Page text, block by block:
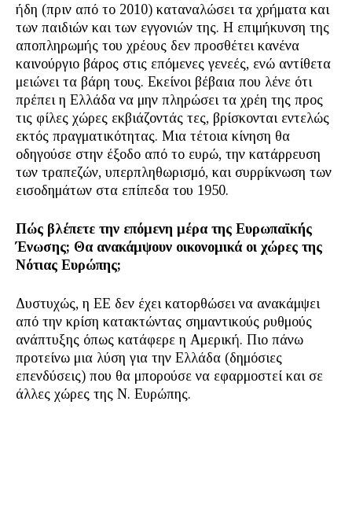
ήδη (πριν από το 2010) καταναλώσει τα χρήματα και
των παιδιών και των εγγονιών της. Η επιμήκυνση της
αποπληρωμής του χρέους δεν προσθέτει κανένα
καινούργιο βάρος στις επόμενες γενεές, ενώ αντίθετα
μειώνει τα βάρη τους. Εκείνοι βέβαια που λένε ότι
πρέπει η Ελλάδα να μην πληρώσει τα χρέη της προς
τις φίλες χώρες εκβιάζοντάς τες, βρίσκονται εντελώς
εκτός πραγματικότητας. Μια τέτοια κίνηση θα
οδηγούσε στην έξοδο από το ευρώ, την κατάρρευση
των τραπεζών, υπερπληθωρισμό, και συρρίκνωση των
εισοδημάτων στα επίπεδα του 1950.
Πώς βλέπετε την επόμενη μέρα της Ευρωπαϊκής
Ένωσης; Θα ανακάμψουν οικονομικά οι χώρες της
Νότιας Ευρώπης;
Δυστυχώς, η ΕΕ δεν έχει κατορθώσει να ανακάμψει
από την κρίση κατακτώντας σημαντικούς ρυθμούς
ανάπτυξης όπως κατάφερε η Αμερική. Πιο πάνω
προτείνω μια λύση για την Ελλάδα (δημόσιες
επενδύσεις) που θα μπορούσε να εφαρμοστεί και σε
άλλες χώρες της Ν. Ευρώπης.